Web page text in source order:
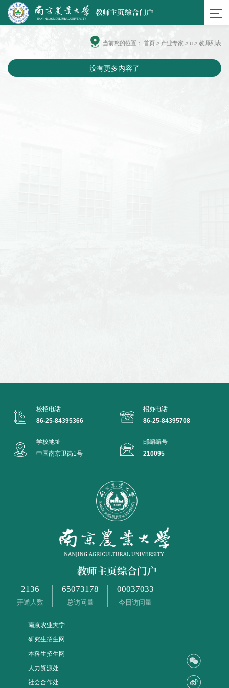
当前您的位置： 首页 > 产业专家 > u > 教师列表
没有更多内容了
校招电话
86-25-84395366
招办电话
86-25-84395708
学校地址
中国南京卫岗1号
邮编编号
210095
2136
开通人数
65073178
总访问量
00037033
今日访问量
南京农业大学
研究生招生网
本科生招生网
人力资源处
社会合作处